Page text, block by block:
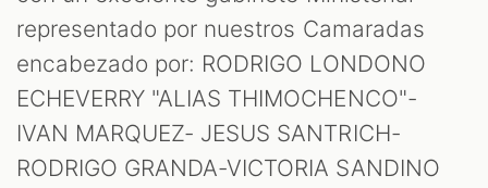
representado por nuestros Camaradas
encabezado por: RODRIGO LONDONO
ECHEVERRY "ALIAS THIMOCHENCO"-
IVAN MARQUEZ- JESUS SANTRICH-
RODRIGO GRANDA-VICTORIA SANDINO